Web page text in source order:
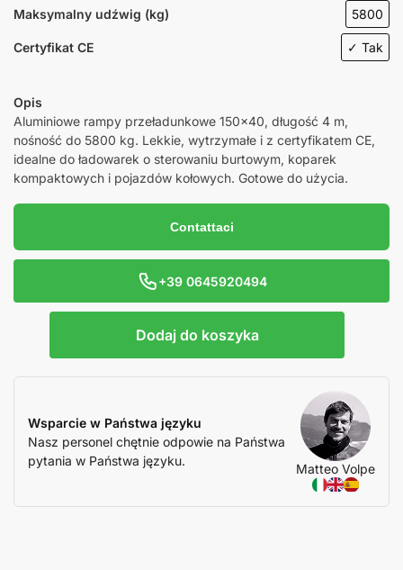
Maksymalny udźwig (kg) 5800
Certyfikat CE ✓ Tak
Opis
Aluminiowe rampy przeładunkowe 150×40, długość 4 m,
nośność do 5800 kg. Lekkie, wytrzymałe i z certyfikatem CE,
idealne do ładowarek o sterowaniu burtowym, koparek
kompaktowych i pojazdów kołowych. Gotowe do użycia.
Contattaci
+39 0645920494
Dodaj do koszyka
Wsparcie w Państwa języku
Nasz personel chętnie odpowie na Państwa
pytania w Państwa języku.
Matteo Volpe